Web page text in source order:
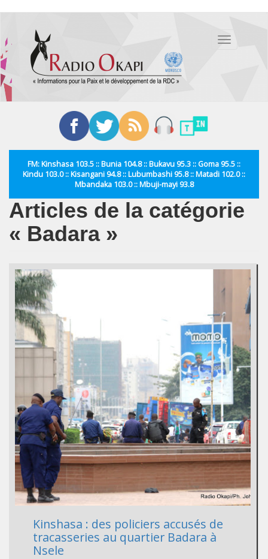
contenu
principal
Toggle
FM: Kinshasa 103.5 :: Bunia 104.8 :: Bukavu 95.3 :: Goma 95.5 ::
Kindu 103.0 :: Kisangani 94.8 :: Lubumbashi 95.8 :: Matadi 102.0 ::
Mbandaka 103.0 :: Mbuji-mayi 93.8
Articles de la catégorie
« Badara »
Kinshasa : des policiers accusés de
tracasseries au quartier Badara à
Nsele